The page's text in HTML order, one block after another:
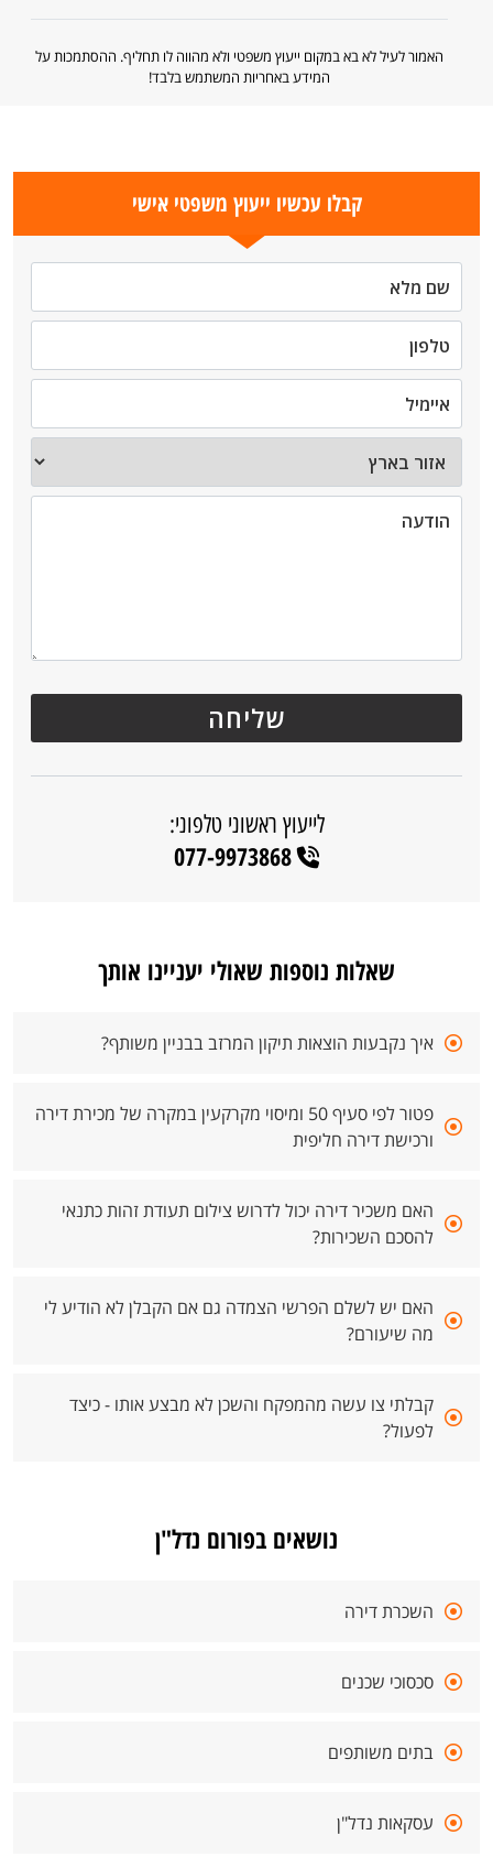
האמור לעיל לא בא במקום ייעוץ משפטי ולא מהווה לו תחליף. ההסתמכות על
המידע באחריות המשתמש בלבד!
קבלו עכשיו ייעוץ משפטי אישי
לייעוץ ראשוני טלפוני:
077-9973868
שאלות נוספות שאולי יעניינו אותך
איך נקבעות הוצאות תיקון המרזב בבניין משותף?
פטור לפי סעיף 50 ומיסוי מקרקעין במקרה של מכירת דירה
ורכישת דירה חליפית
האם משכיר דירה יכול לדרוש צילום תעודת זהות כתנאי
להסכם השכירות?
האם יש לשלם הפרשי הצמדה גם אם הקבלן לא הודיע לי
מה שיעורם?
קבלתי צו עשה מהמפקח והשכן לא מבצע אותו - כיצד
לפעול?
נושאים בפורום נדל"ן
השכרת דירה
סכסוכי שכנים
בתים משותפים
עסקאות נדל"ן